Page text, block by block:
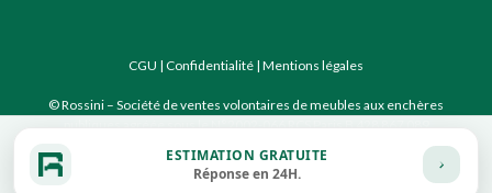
CGU | Confidentialité | Mentions légales
© Rossini – Société de ventes volontaires de meubles aux enchères
Site conçu par notre partenaire
ESTIMATION GRATUITE
Réponse en 24H.